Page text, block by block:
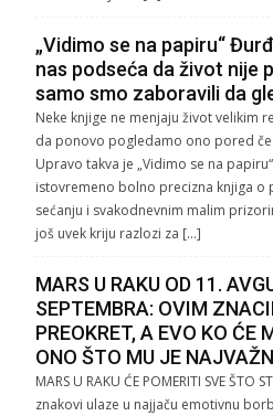
„Vidimo se na papiru“
nas podseća da život nije
samo smo zaboravili da
Neke knjige ne menjaju život velikim
da ponovo pogledamo ono pored
Upravo takva je „Vidimo se na
istovremeno bolno precizna knjiga
sećanju i svakodnevnim malim
još uvek kriju razlozi za […]
MARS U RAKU OD 11.
SEPTEMBRA: OVIM
PREOKRET, A EVO KO ĆE
ONO ŠTO MU JE
MARS U RAKU ĆE POMERITI SVE ŠTO
znakovi ulaze u najjaču emotivnu